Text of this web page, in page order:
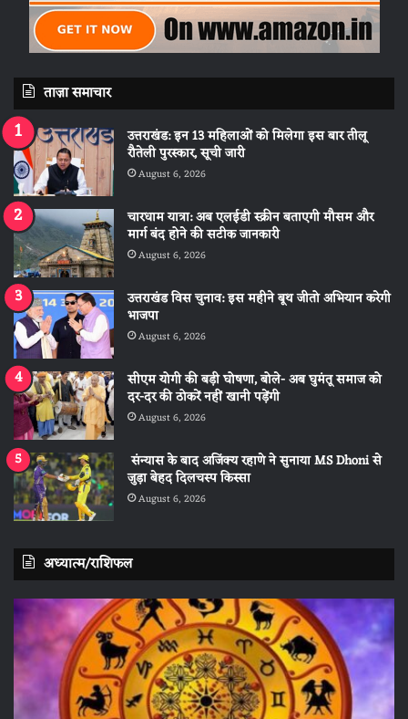
ताज़ा समाचार
उत्तराखंड: इन 13 महिलाओं को मिलेगा इस बार तीलू
रौतेली पुरस्कार, सूची जारी
August 6, 2026
चारधाम यात्रा: अब एलईडी स्क्रीन बताएगी मौसम और
मार्ग बंद होने की सटीक जानकारी
August 6, 2026
उत्तराखंड विस चुनाव: इस महीने बूथ जीतो अभियान करेगी
भाजपा
August 6, 2026
सीएम योगी की बड़ी घोषणा, बोले- अब घुमंतू समाज को
दर-दर की ठोकरें नहीं खानी पड़ेंगी
August 6, 2026
संन्यास के बाद अजिंक्‍य रहाणे ने सुनाया MS Dhoni से
जुड़ा बेहद दिलचस्प किस्सा
August 6, 2026
अध्यात्म/राशिफल